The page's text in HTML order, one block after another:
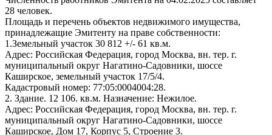
28 человек.
Площадь и перечень объектов недвижимого имущества,
принадлежащие Эмитенту на праве собственности:
1.Земельный участок 30 812 +/- 61 кв.м.
Адрес: Российская Федерация, город Москва, вн. тер. г.
муниципальный округ Нагатино-Садовники, шоссе
Каширское, земельный участок 17/5/4.
Кадастровый номер: 77:05:0004004:28.
2. Здание. 12 106. кв.м. Назначение: Нежилое.
Адрес: Российская Федерация, город Москва, вн. тер. г.
муниципальный округ Нагатино-Садовники, шоссе
Каширское, Дом 17, Корпус 5, Строение 3.